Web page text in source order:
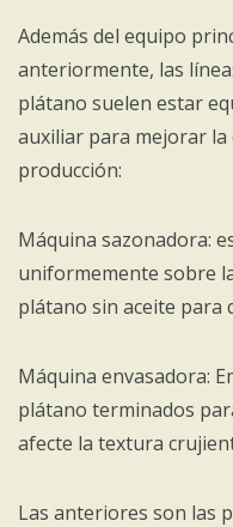
Además del equipo
anteriormente, las
plátano suelen estar
auxiliar para mejorar la
producción:
Máquina sazonadora:
uniformemente sobre
plátano sin aceite para
Máquina envasadora:
plátano terminados
afecte la textura
Las anteriores son las